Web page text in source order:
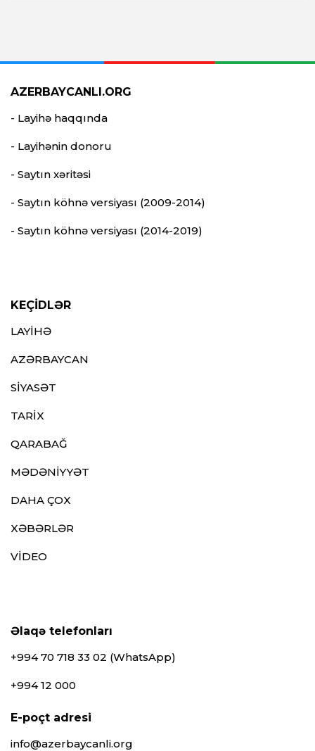
AZERBAYCANLI.ORG
- Layihə haqqında
- Layihənin donoru
- Saytın xəritəsi
- Saytın köhnə versiyası (2009-2014)
- Saytın köhnə versiyası (2014-2019)
KEÇİDLƏR
LAYİHƏ
AZƏRBAYCAN
SİYASƏT
TARİX
QARABAĞ
MƏDƏNİYYƏT
DAHA ÇOX
XƏBƏRLƏR
VİDEO
Əlaqə telefonları
+994 70 718 33 02 (WhatsApp)
+994 12 000
E-poçt adresi
info@azerbaycanli.org